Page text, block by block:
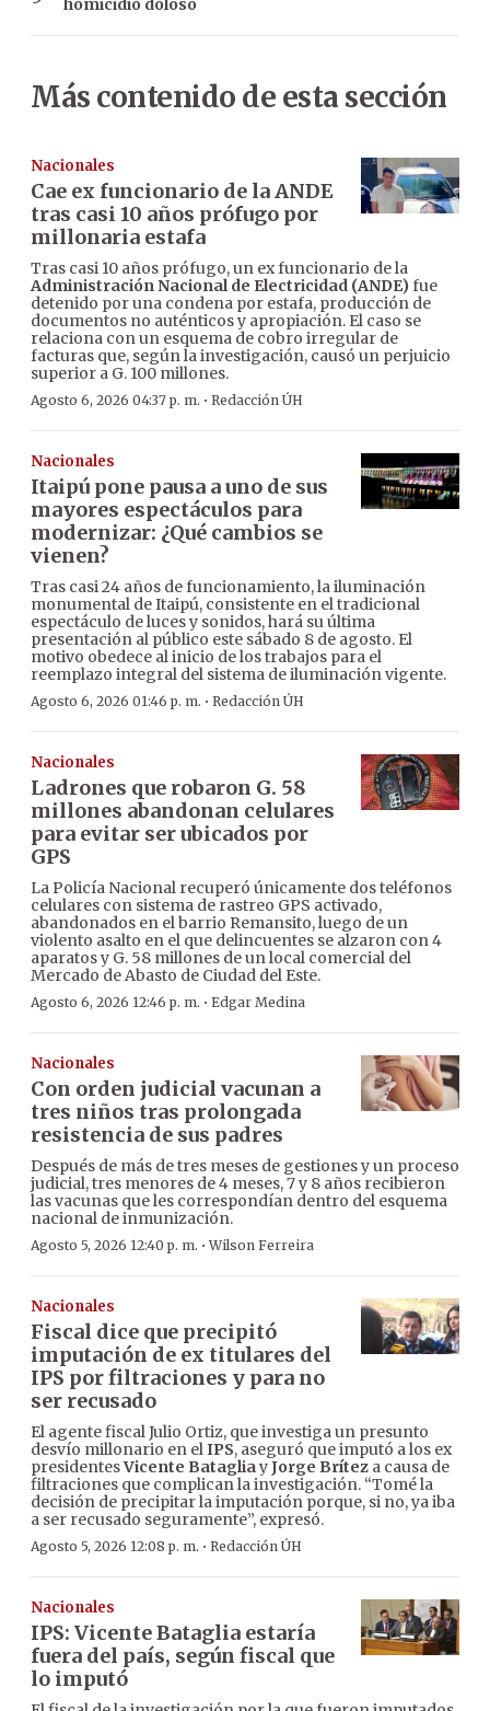
homicidio doloso
Más contenido de esta sección
Nacionales
Cae ex funcionario de la ANDE
tras casi 10 años prófugo por
millonaria estafa
Tras casi 10 años prófugo, un ex funcionario de la
Administración Nacional de Electricidad (ANDE)fue
detenido por una condena por estafa, producción de
documentos no auténticos y apropiación. El caso se
relaciona con un esquema de cobro irregular de
facturas que, según la investigación, causó un perjuicio
superior a G. 100 millones.
Agosto 6, 2026 04:37 p. m. · Redacción ÚH
Nacionales
Itaipú pone pausa a uno de sus
mayores espectáculos para
modernizar: ¿Qué cambios se
vienen?
Tras casi 24 años de funcionamiento, la iluminación
monumental de Itaipú, consistente en el tradicional
espectáculo de luces y sonidos, hará su última
presentación al público este sábado 8 de agosto. El
motivo obedece al inicio de los trabajos para el
reemplazo integral del sistema de iluminación vigente.
Agosto 6, 2026 01:46 p. m. · Redacción ÚH
Nacionales
Ladrones que robaron G. 58
millones abandonan celulares
para evitar ser ubicados por
GPS
La Policía Nacional recuperó únicamente dos teléfonos
celulares con sistema de rastreo GPS activado,
abandonados en el barrio Remansito, luego de un
violento asalto en el que delincuentes se alzaron con 4
aparatos y G. 58 millones de un local comercial del
Mercado de Abasto de Ciudad del Este.
Agosto 6, 2026 12:46 p. m. · Edgar Medina
Nacionales
Con orden judicial vacunan a
tres niños tras prolongada
resistencia de sus padres
Después de más de tres meses de gestiones y un proceso
judicial, tres menores de 4 meses, 7 y 8 años recibieron
las vacunas que les correspondían dentro del esquema
nacional de inmunización.
Agosto 5, 2026 12:40 p. m. ·Wilson Ferreira
Nacionales
Fiscal dice que precipitó
imputación de ex titulares del
IPS por filtraciones y para no
ser recusado
El agente fiscal Julio Ortiz, que investiga un presunto
desvío millonario en elIPS, aseguró que imputó a los ex
presidentesVicente BatagliayJorge Brítez a causa de
filtraciones que complican la investigación. “Tomé la
decisión de precipitar la imputación porque, si no, ya iba
a ser recusado seguramente”, expresó.
Agosto 5, 2026 12:08 p. m. · Redacción ÚH
Nacionales
IPS: Vicente Bataglia estaría
fuera del país, según fiscal que
lo imputó